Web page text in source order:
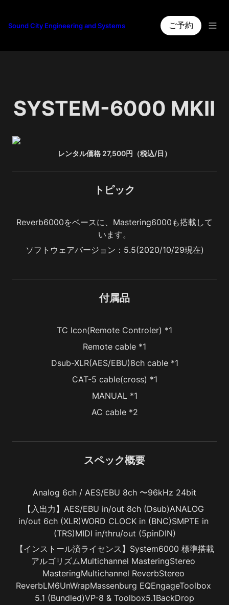
Sound City Engineering and Systems ご予約
SYSTEM-6000 MKII
レンタル価格 27,500円（税込/日）
トピック
Reverb6000をベースに、Mastering6000も搭載して
います。
ソフトウェアバージョン：5.5(2020/10/29現在)
付属品
TC Icon(Remote Controler) *1
Remote cable *1
Dsub-XLR(AES/EBU)8ch cable *1
CAT-5 cable(cross) *1
MANUAL *1
AC cable *2
スペック概要
Analog 6ch / AES/EBU 8ch 〜96kHz 24bit
【入出力】AES/EBU in/out 8ch (Dsub)ANALOG
in/out 6ch (XLR)WORD CLOCK in (BNC)SMPTE in
(TRS)MIDI in/thru/out (5pinDIN)
【インストール済ライセンス】System6000 標準搭載
アルゴリズムMultichannel MasteringStereo
MasteringMultichannel ReverbStereo
ReverbLM6UnWrapMassenburg EQEngageToolbox
5.1 (Bundled)VP-8 & Toolbox5.1BackDrop